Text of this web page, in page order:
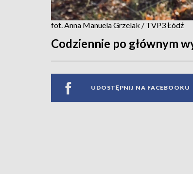
fot. Anna Manuela Grzelak / TVP3 Łódź
Codziennie po głównym
UDOSTĘPNIJ NA FACEBOOKU